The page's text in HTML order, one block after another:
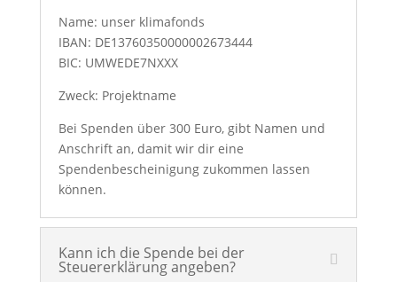
Name: unser klimafonds
IBAN: DE13760350000002673444
BIC: UMWEDE7NXXX
Zweck: Projektname
Bei Spenden über 300 Euro, gibt Namen und
Anschrift an, damit wir dir eine
Spendenbescheinigung zukommen lassen
können.
Kann ich die Spende bei der
Steuererklärung angeben?